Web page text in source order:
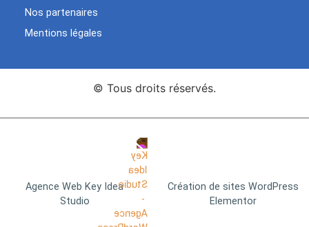
Nos partenaires
Mentions légales
© Tous droits réservés.
Agence Web Key Idea
Studio
Création de sites WordPress
Elementor